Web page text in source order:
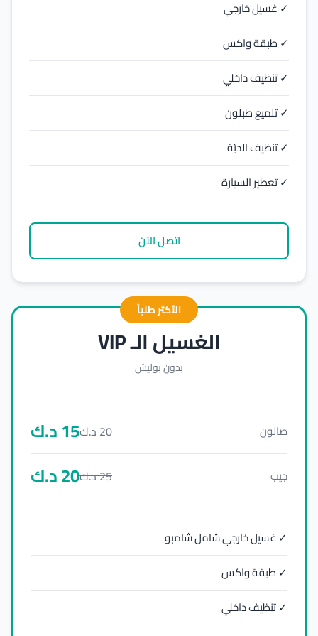
✓ غسيل خارجي
✓ طبقة واكس
✓ تنظيف داخلي
✓ تلميع طبلون
✓ تنظيف الدبّة
✓ تعطير السيارة
اتصل الآن
الأكثر طلباً
الغسيل الـ VIP
بدون بوليش
صالون 20د.ك15د.ك
جيب 25د.ك20د.ك
✓ غسيل خارجي شامل شامبو
✓ طبقة واكس
✓ تنظيف داخلي